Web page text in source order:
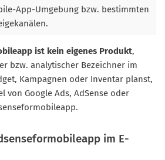
App-Umgebung bzw. bestimmten
ist kein eigenes Produkt,
bzw. analytischer Bezeichner im
Kampagnen oder Inventar planst,
von Google Ads, AdSense oder
im E-